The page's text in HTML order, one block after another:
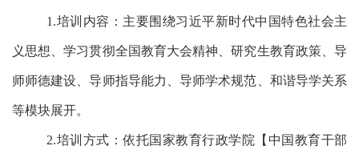
1.培训内容：主要围绕习近平新时代中国特色社会主
义思想、学习贯彻全国教育大会精神、研究生教育政策、导
师师德建设、导师指导能力、导师学术规范、和谐导学关系
等模块展开。
2.培训方式：依托国家教育行政学院【中国教育干部